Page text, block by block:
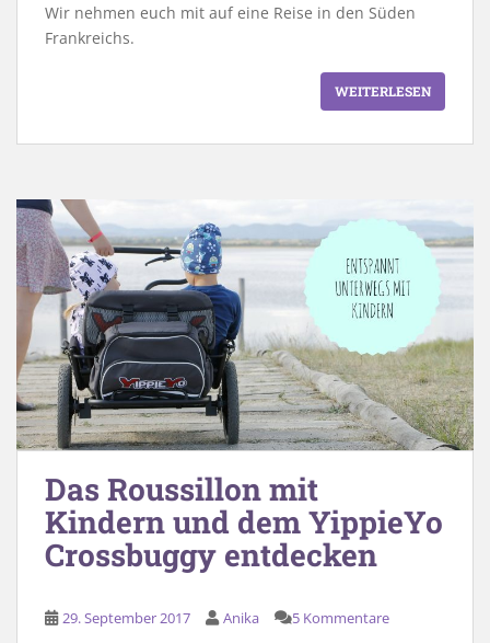
Wir nehmen euch mit auf eine Reise in den Süden
Frankreichs.
WEITERLESEN
Das Roussillon mit
Kindern und dem YippieYo
Crossbuggy entdecken
29. September 2017 Anika 5 Kommentare